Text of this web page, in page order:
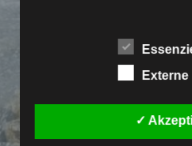
Die
Begrifflichkeiten, die durch
Datenschutzerklärung soll
✓